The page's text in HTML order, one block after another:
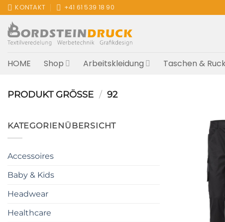
Zum
Inhalt
springen
KONTAKT +41 61 539 18 90
HOME Shop Arbeitskleidung Taschen &
PRODUKT GRÖSSE / 92
KATEGORIENÜBERSICHT
Accessoires
Baby & Kids
Headwear
Healthcare